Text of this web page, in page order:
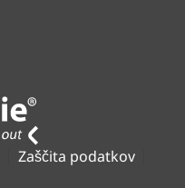
Zaščita podatkov